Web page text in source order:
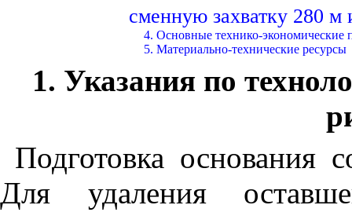
сменную захватку 280 м
4. Основные технико-экономические
5. Материально-технические ресурсы
1. Указания по
Подготовка основания
Для удаления